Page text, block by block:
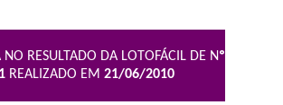
NO RESULTADO DA LOTOFÁCIL DE Nº
REALIZADO EM 21/06/2010